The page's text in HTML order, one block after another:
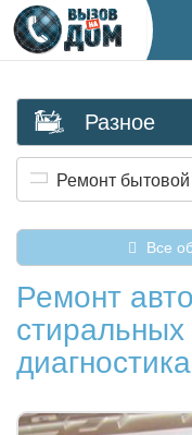
Разное
Ремонт бытовой
Все
Ремонт
диагностика